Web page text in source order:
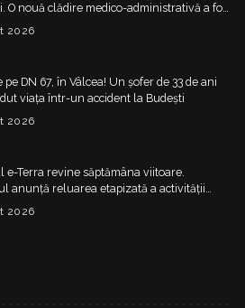
O nouă clădire medico-administrativă a fost
2026
pe DN 67, în Vâlcea! Un șofer de 33 de ani
viața într-un accident la Budești
2026
e-Terra revine săptămâna viitoare.
anunță reluarea etapizată a activității
2026